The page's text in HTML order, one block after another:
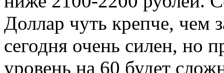
Доллар чуть крепче, чем
сегодня очень силен, но
уровень на 60 будет